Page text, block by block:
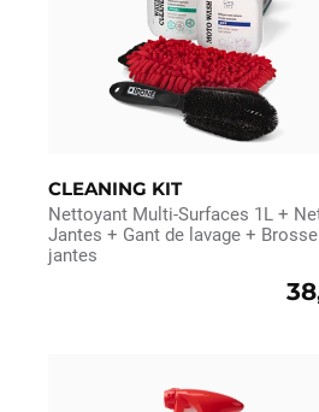
CLEANING KIT
Nettoyant Multi-Surfaces 1L +
Jantes + Gant de lavage +
jantes